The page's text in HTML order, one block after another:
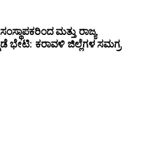
ಮತ್ತು ರಾಜ್ಯ
ಭೇಟಿ: ಕರಾವಳಿ ಜಿಲ್ಲೆಗಳ ಸಮಗ್ರ